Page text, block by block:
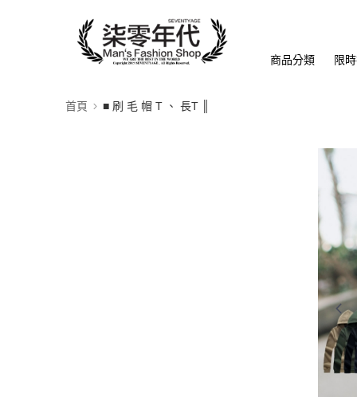
商品分類 限
首頁 ■ 刷 毛 帽 T 、 長T ║